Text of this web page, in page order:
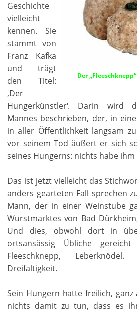
Der „Fleeschknepp“
Geschichte
vielleicht
kennen. Sie
stammt von
Franz Kafka
und trägt
den Titel:
‚Der
Hungerkünstler‘. Darin wird
Mannes beschrieben, der, in
in aller Öffentlichkeit langsam
vor seinem Tod äußert er sich
seines Hungerns: nichts habe ihm
Das ist jetzt vielleicht das
anders gearteten Fall sprechen
Mann, der in einer Weinstube
Wurstmarktes von Bad
Und dies, obwohl dort in
ortsansässig Übliche gereicht
Fleeschknepp,
Dreifaltigkeit.
Sein Hungern hatte freilich, ganz
nichts damit zu tun, dass es